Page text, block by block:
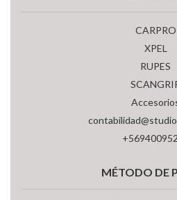
CARPRO
XPEL
RUPES
MÉTODO DE